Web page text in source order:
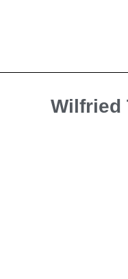
Wilfried